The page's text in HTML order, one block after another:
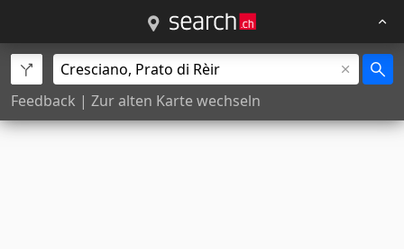
Feedback | Zur alten Karte wechseln